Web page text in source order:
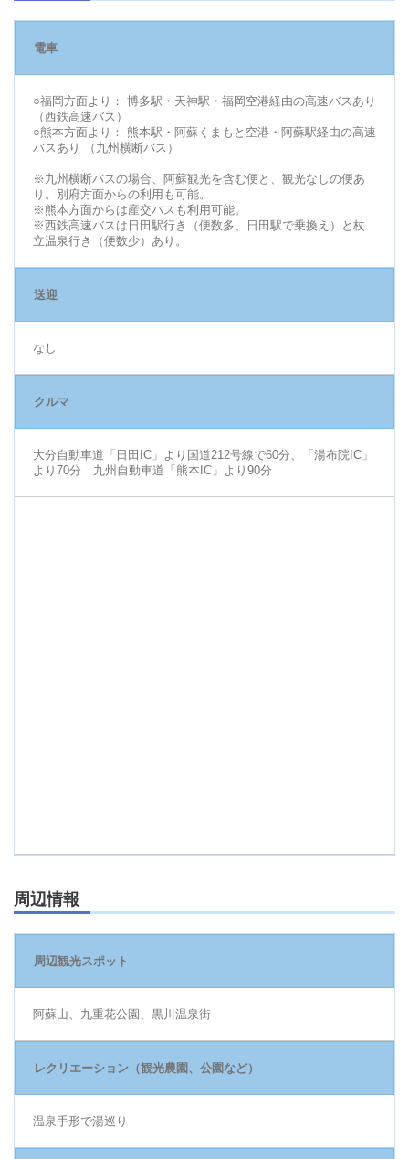
電車
○福岡方面より： 博多駅・天神駅・福岡空港経由の高速バスあり
（西鉄高速バス）
○熊本方面より： 熊本駅・阿蘇くまもと空港・阿蘇駅経由の高速
バスあり （九州横断バス）
※九州横断バスの場合、阿蘇観光を含む便と、観光なしの便あ
り。別府方面からの利用も可能。
※熊本方面からは産交バスも利用可能。
※西鉄高速バスは日田駅行き（便数多、日田駅で乗換え）と杖
立温泉行き（便数少）あり。
送迎
なし
クルマ
大分自動車道「日田IC」より国道212号線で60分、「湯布院IC」
より70分 九州自動車道「熊本IC」より90分
周辺情報
周辺観光スポット
阿蘇山、九重花公園、黒川温泉街
レクリエーション（観光農園、公園など）
温泉手形で湯巡り